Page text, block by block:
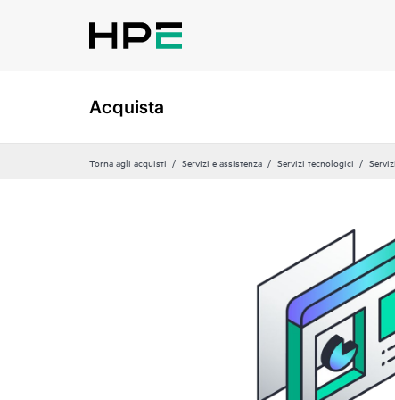
Acquista
Torna agli acquisti Servizi e assistenza Servizi tecnologici